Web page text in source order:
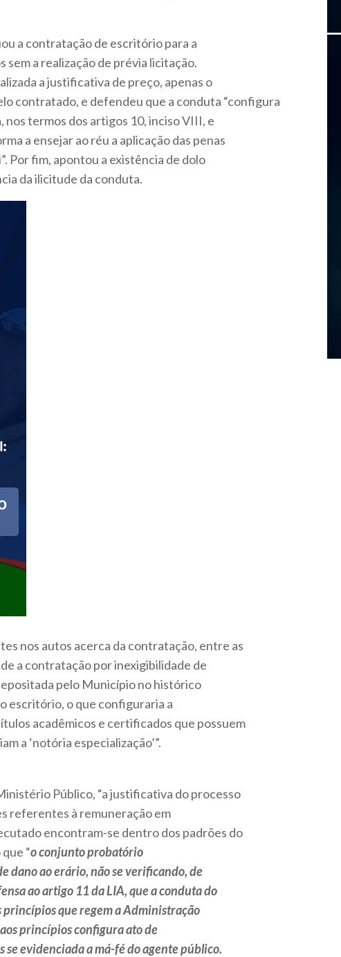
a contratação de escritório para a
a realização de prévia licitação.
a justificativa de preço, apenas o
contratado, e defendeu que a conduta “configura
termos dos artigos 10, inciso VIII, e
a ensejar ao réu a aplicação das penas
Por fim, apontou a existência de dolo
da ilicitude da conduta.
nos autos acerca da contratação, entre as
a contratação por inexigibilidade de
pelo Município no histórico
escritório, o que configuraria a
acadêmicos e certificados que possuem
a ‘notória especialização’”.
Público, “a justificativa do processo
referentes à remuneração em
encontram-se dentro dos padrões do
“o conjunto probatório
dano ao erário, não se verificando, de
ao artigo 11 da LIA, que a conduta do
que regem a Administração
princípios configura ato de
evidenciada a má-fé do agente público.